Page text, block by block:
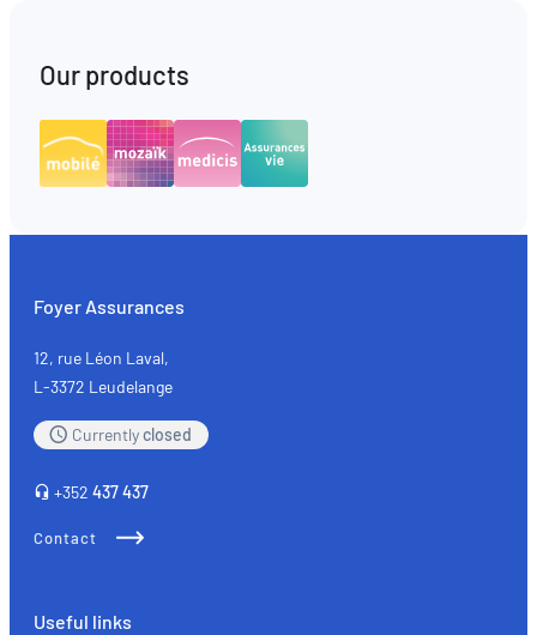
Our products
Foyer Assurances
12, rue Léon Laval,
L-3372 Leudelange
Currentlyclosed
+352 437 437
Contact
Useful links